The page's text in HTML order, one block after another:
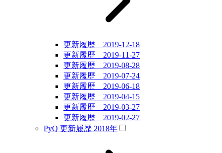
更新履歴 2019-12-18
更新履歴 2019-11-27
更新履歴 2019-08-28
更新履歴 2019-07-24
更新履歴 2019-06-18
更新履歴 2019-04-15
更新履歴 2019-03-27
更新履歴 2019-02-27
PyQ 更新履歴 2018年